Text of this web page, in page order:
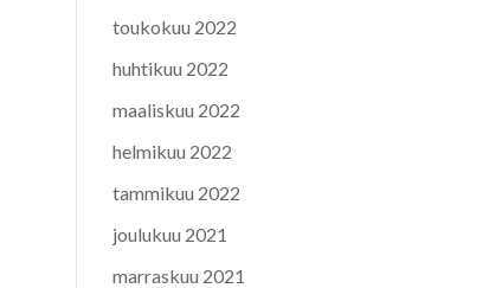
toukokuu 2022
huhtikuu 2022
maaliskuu 2022
helmikuu 2022
tammikuu 2022
joulukuu 2021
marraskuu 2021